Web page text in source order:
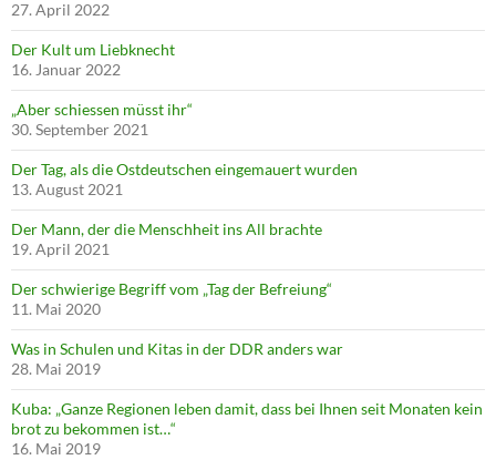
27. April 2022
Der Kult um Liebknecht
16. Januar 2022
„Aber schiessen müsst ihr“
30. September 2021
Der Tag, als die Ostdeutschen eingemauert wurden
13. August 2021
Der Mann, der die Menschheit ins All brachte
19. April 2021
Der schwierige Begriff vom „Tag der Befreiung“
11. Mai 2020
Was in Schulen und Kitas in der DDR anders war
28. Mai 2019
Kuba: „Ganze Regionen leben damit, dass bei Ihnen seit Monaten kein
brot zu bekommen ist…“
16. Mai 2019